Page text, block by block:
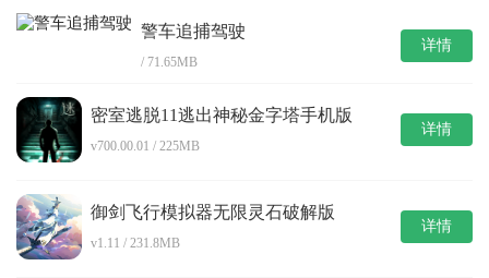
警车追捕驾驶
/ 71.65MB
详情
密室逃脱11逃出神秘金字塔手机版
v700.00.01 / 225MB
详情
御剑飞行模拟器无限灵石破解版
v1.11 / 231.8MB
详情